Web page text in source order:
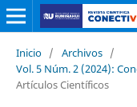
Inicio / Archivos /
Vol. 5 Núm. 2 (2024):
Artículos Científicos